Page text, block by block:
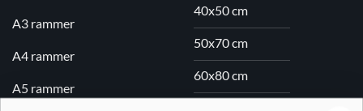
A3 rammer
A4 rammer
A5 rammer
40x50 cm
50x70 cm
60x80 cm